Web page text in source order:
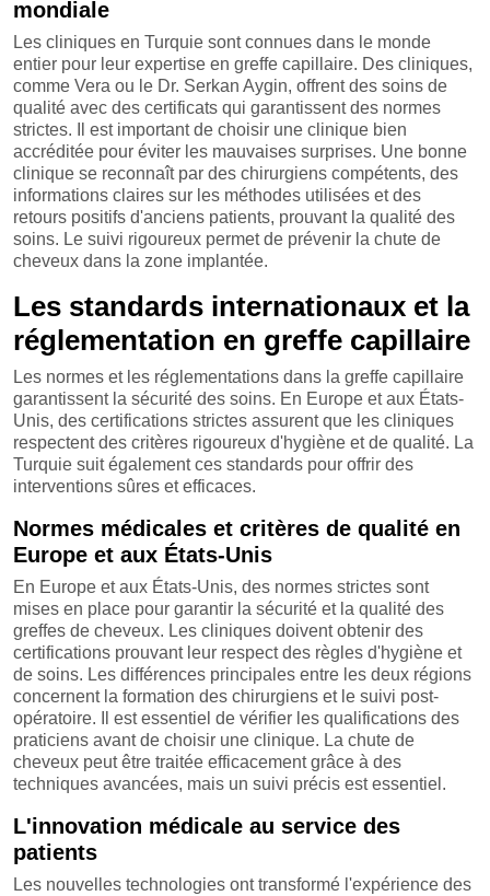
mondiale
Les cliniques en Turquie sont connues dans le monde
entier pour leur expertise en greffe capillaire. Des cliniques,
comme Vera ou le Dr. Serkan Aygin, offrent des soins de
qualité avec des certificats qui garantissent des normes
strictes. Il est important de choisir une clinique bien
accréditée pour éviter les mauvaises surprises. Une bonne
clinique se reconnaît par des chirurgiens compétents, des
informations claires sur les méthodes utilisées et des
retours positifs d'anciens patients, prouvant la qualité des
soins. Le suivi rigoureux permet de prévenir la chute de
cheveux dans la zone implantée.
Les standards internationaux et la
réglementation en greffe capillaire
Les normes et les réglementations dans la greffe capillaire
garantissent la sécurité des soins. En Europe et aux États-
Unis, des certifications strictes assurent que les cliniques
respectent des critères rigoureux d'hygiène et de qualité. La
Turquie suit également ces standards pour offrir des
interventions sûres et efficaces.
Normes médicales et critères de qualité en
Europe et aux États-Unis
En Europe et aux États-Unis, des normes strictes sont
mises en place pour garantir la sécurité et la qualité des
greffes de cheveux. Les cliniques doivent obtenir des
certifications prouvant leur respect des règles d'hygiène et
de soins. Les différences principales entre les deux régions
concernent la formation des chirurgiens et le suivi post-
opératoire. Il est essentiel de vérifier les qualifications des
praticiens avant de choisir une clinique. La chute de
cheveux peut être traitée efficacement grâce à des
techniques avancées, mais un suivi précis est essentiel.
L'innovation médicale au service des
patients
Les nouvelles technologies ont transformé l'expérience des